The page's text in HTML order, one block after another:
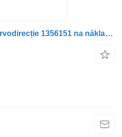
Hadica Teavă de Ulei Servodirecție 1356151 na nákladného auta Scania – Lungime 49 cm